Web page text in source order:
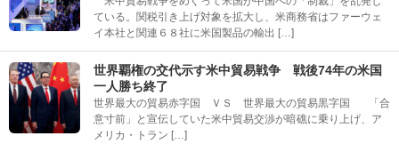
ている。関税引き上げ対象を拡大し、米商務省はファーウェ
イ本社と関連６８社に米国製品の輸出 […]
世界覇権の交代示す米中貿易戦争 戦後74年の米国
一人勝ち終了
世界最大の貿易赤字国 ＶＳ 世界最大の貿易黒字国 「合
意寸前」と宣伝していた米中貿易交渉が暗礁に乗り上げ、ア
メリカ・トラン […]